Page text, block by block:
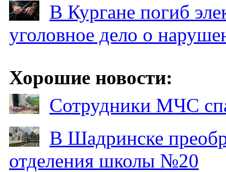
В Кургане погиб
уголовное дело о
Хорошие новости:
Сотрудники МЧС
В Шадринске
отделения школы №20